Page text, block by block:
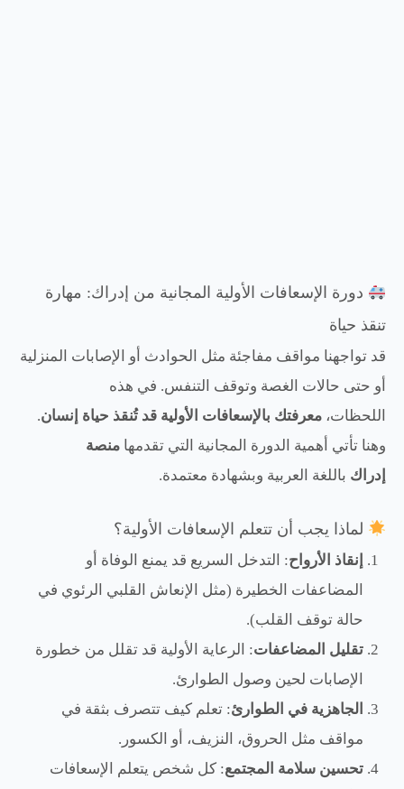
دورة الإسعافات الأولية المجانية من إدراك: مهارة
تنقذ حياة
قد تواجهنا مواقف مفاجئة مثل الحوادث أو الإصابات المنزلية
أو حتى حالات الغصة وتوقف التنفس. في هذه
اللحظات، معرفتك بالإسعافات الأولية قد تُنقذ حياة إنسان.
وهنا تأتي أهمية الدورة المجانية التي تقدمها منصة
إدراك باللغة العربية وبشهادة معتمدة.
لماذا يجب أن تتعلم الإسعافات الأولية؟
إنقاذ الأرواح: التدخل السريع قد يمنع الوفاة أو
المضاعفات الخطيرة (مثل الإنعاش القلبي الرئوي في
حالة توقف القلب).
تقليل المضاعفات: الرعاية الأولية قد تقلل من خطورة
الإصابات لحين وصول الطوارئ.
الجاهزية في الطوارئ: تعلم كيف تتصرف بثقة في
مواقف مثل الحروق، النزيف، أو الكسور.
تحسين سلامة المجتمع: كل شخص يتعلم الإسعافات